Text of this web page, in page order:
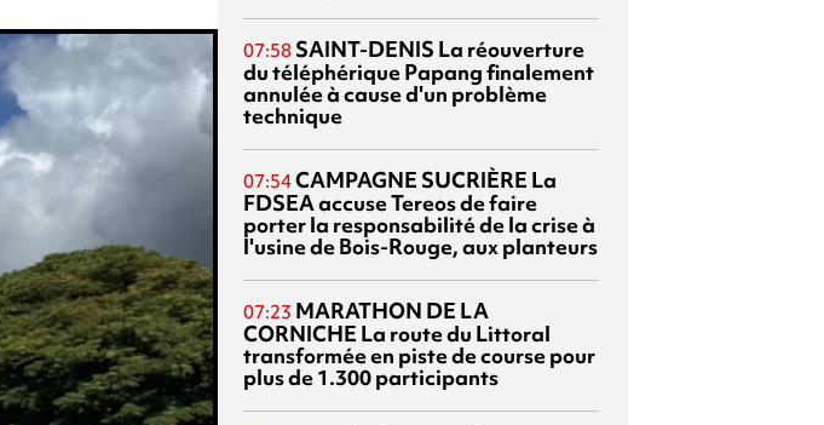
07:58 SAINT-DENIS La réouverture
du téléphérique Papang finalement
annulée à cause d'un problème
technique
07:54CAMPAGNE SUCRIÈRE La
FDSEA accuse Tereos de faire
porter la responsabilité de la crise à
l'usine de Bois-Rouge, aux planteurs
07:23 MARATHON DE LA
CORNICHE La route du Littoral
transformée en piste de course pour
plus de 1.300 participants